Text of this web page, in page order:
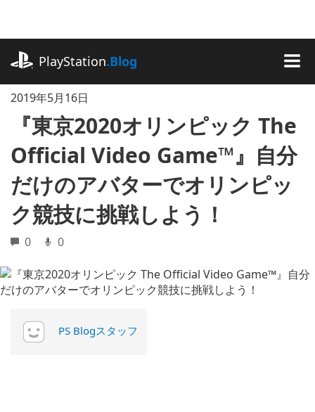
に
キ
ッ
プ
PlayStation.Blog
2019年5月16日
『東京2020オリンピック The
Official Video Game™』自分
だけのアバターでオリンピッ
ク競技に挑戦しよう！
0 0
PS Blogスタッフ